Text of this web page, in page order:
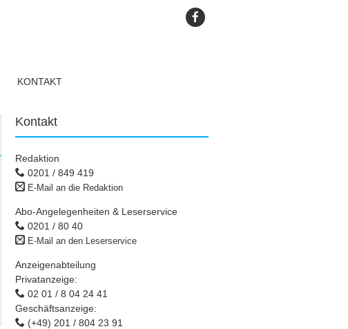
KONTAKT
Kontakt
Redaktion
0201 / 849 419
E-Mail an die Redaktion
Abo-Angelegenheiten & Leserservice
0201 / 80 40
E-Mail an den Leserservice
Anzeigenabteilung
Privatanzeige:
02 01 / 8 04 24 41
Geschäftsanzeige:
(+49) 201 / 804 23 91